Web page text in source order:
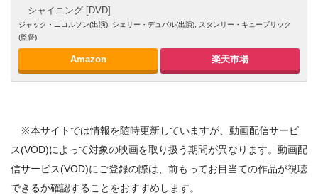
シャイニング [DVD]
ジャック・ニコルソン(出演), シェリー・デュバル(出演), スタンリー・キューブリック
(監督)
Amazon 楽天市場
※本サイトでは情報を随時更新していますが、動画配信サービ
ス(VOD)によって対象の映画を取り扱う期間が異なります。動画配
信サービス(VOD)にご登録の際は、前もってお目当ての作品が視聴
できるか確認することをおすすめします。